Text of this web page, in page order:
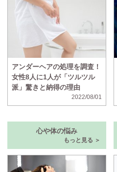
アンダーヘアの処理を調査！
女性8人に1人が「ツルツル
派」驚きと納得の理由
2022/08/01
心や体の悩み
もっと見る ＞